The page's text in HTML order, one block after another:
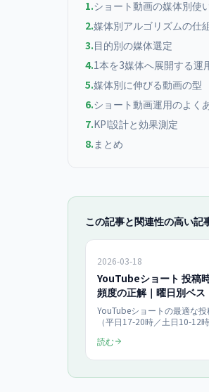
1.ショート動画の媒体別使
2.媒体別アルゴリズムの仕
3.目的別の媒体選定
4.1本を3媒体へ展開する運
5.媒体別に伸びる動画の型
6.ショート動画運用のよく
7.KPI設計と効果測定
8.まとめ
この記事と関連性の高い記
2026-03-18
YouTubeショート 投稿
頻度の正解｜曜日別ベス
【2026】
YouTubeショートの最適な投
（平日17-20時／土日10-12
で解説。TikTok・Instagram
ド。
読む